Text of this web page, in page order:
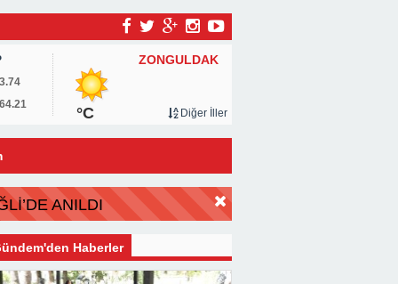
ZONGULDAK
°C Diğer İller
ANILDI
Haberler